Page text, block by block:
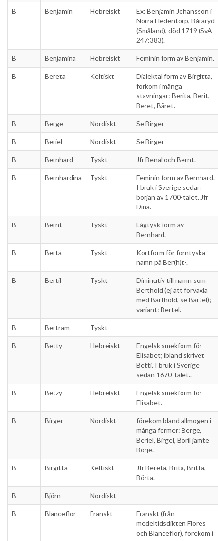
B Benjamin Hebreiskt
Ex: Benjamin Johansson i
Norra Hedentorp, Båraryd
(Småland), död 1719 (SvA
247:383).
B Benjamina Hebreiskt Feminin form av Benjamin.
B Bereta Keltiskt
Dialektal form av Birgitta,
förkom i många
stavningar: Berita, Berit,
Beret, Bäret.
B Berge Nordiskt Se Birger
B Beriel Nordiskt Se Birger
B Bernhard Tyskt Jfr Benal och Bernt.
B Bernhardina Tyskt
Feminin form av Bernhard.
I bruk i Sverige sedan
början av 1700-talet. Jfr
Dina.
B Bernt Tyskt
Lågtysk form av
Bernhard.
B Berta Tyskt
Kortform för forntyska
namn på Ber(h)t-.
B Bertil Tyskt
Diminutiv till namn som
Berthold (ej att förväxla
med Barthold, se Bartel);
variant: Bertel.
B Bertram Tyskt
B Betty Hebreiskt
Engelsk smekform för
Elisabet; ibland skrivet
Betti. I bruk i Sverige
sedan 1670-talet..
B Betzy Hebreiskt
Engelsk smekform för
Elisabet.
B Birger Nordiskt
förekom bland allmogen i
många former: Berge,
Beriel, Birgel, Böril jämte
Börje.
B Birgitta Keltiskt
Jfr Bereta, Brita, Britta,
Börta.
B Björn Nordiskt
B Blanceflor Franskt
Franskt (från
medeltidsdikten Flores
och Blanceflor), förekom i